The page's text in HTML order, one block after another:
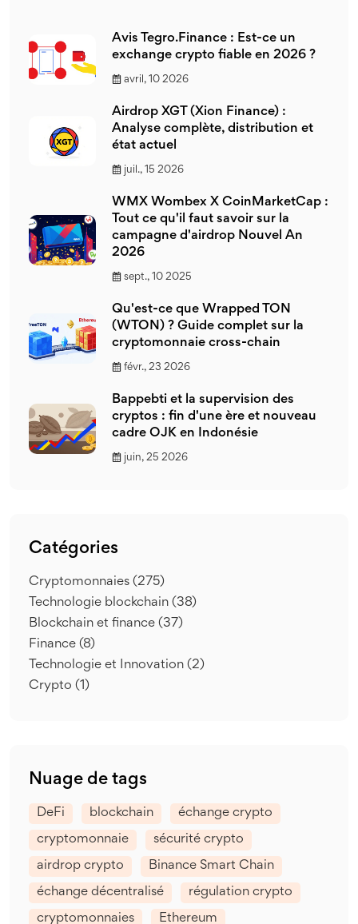
Avis Tegro.Finance : Est-ce un
exchange crypto fiable en 2026 ?
avril, 10 2026
Airdrop XGT (Xion Finance) :
Analyse complète, distribution et
état actuel
juil., 15 2026
WMX Wombex X CoinMarketCap :
Tout ce qu'il faut savoir sur la
campagne d'airdrop Nouvel An
2026
sept., 10 2025
Qu'est-ce que Wrapped TON
(WTON) ? Guide complet sur la
cryptomonnaie cross-chain
févr., 23 2026
Bappebti et la supervision des
cryptos : fin d'une ère et nouveau
cadre OJK en Indonésie
juin, 25 2026
Catégories
Cryptomonnaies (275)
Technologie blockchain (38)
Blockchain et finance (37)
Finance (8)
Technologie et Innovation (2)
Crypto (1)
Nuage de tags
DeFi blockchain échange crypto
cryptomonnaie sécurité crypto
airdrop crypto Binance Smart Chain
échange décentralisé régulation crypto
cryptomonnaies Ethereum